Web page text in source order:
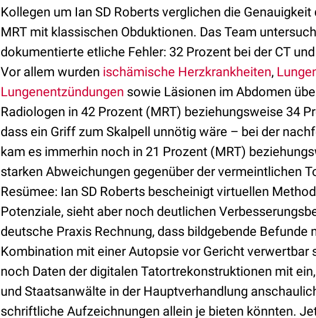
Kollegen um Ian SD Roberts verglichen die
MRT mit klassischen Obduktionen. Das Team
dokumentierte etliche Fehler: 32 Prozent bei der CT
Vor allem wurden ischämische Herzkrankheiten,
Lungenentzündungen sowie Läsionen im Abdomen
Radiologen in 42 Prozent (MRT) beziehungsweise 34
dass ein Griff zum Skalpell unnötig wäre – bei der
kam es immerhin noch in 21 Prozent (MRT)
starken Abweichungen gegenüber der vermeintlichen
Resümee: Ian SD Roberts bescheinigt virtuellen
Potenziale, sieht aber noch deutlichen
deutsche Praxis Rechnung, dass bildgebende Befunde
Kombination mit einer Autopsie vor Gericht verwertbar
noch Daten der digitalen Tatortrekonstruktionen mit
und Staatsanwälte in der Hauptverhandlung
schriftliche Aufzeichnungen allein je bieten könnten.